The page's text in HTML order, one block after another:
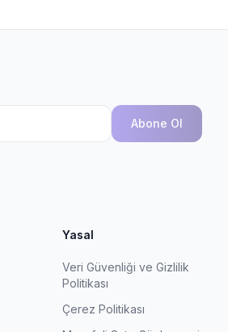
Abone Ol
Yasal
Veri Güvenliği ve Gizlilik
Politikası
Çerez Politikası